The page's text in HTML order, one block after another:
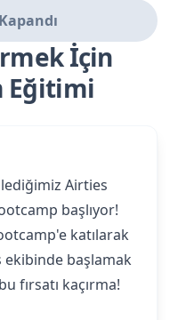
İçin
Eğitimi
Airties
başlıyor!
katılarak
ekibinde başlamak
fırsatı kaçırma!